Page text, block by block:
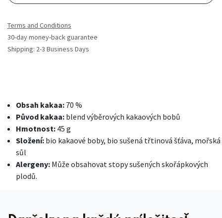
Terms and Conditions
30-day money-back guarantee
Shipping: 2-3 Business Days
Obsah kakaa: 70 %
Původ kakaa: blend výběrových kakaových bobů
Hmotnost: 45 g
Složení: bio kakaové boby, bio sušená třtinová šťáva, mořská
sůl
Alergeny: Může obsahovat stopy sušených skořápkových
plodů.